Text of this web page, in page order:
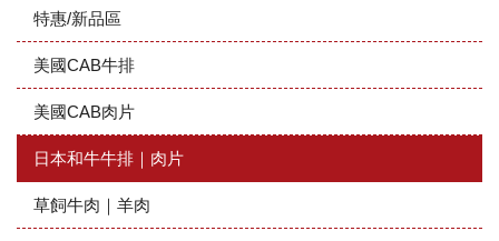
特惠/新品區
美國CAB牛排
美國CAB肉片
日本和牛牛排｜肉片
草飼牛肉｜羊肉